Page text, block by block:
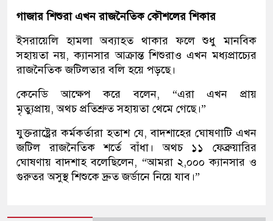
গাজার শিশুরা এখন রাজনৈতিক কৌশলের শিকার
ইসরায়েলি হামলা অব্যাহত থাকার ফলে শুধু মানবিক
সহায়তা নয়, ক্যানসার আক্রান্ত শিশুরাও এখন মধ্যপ্রাচ্যের
রাজনৈতিক জটিলতার বলি হয়ে পড়ছে।
কেনেডি আক্ষেপ করে বলেন, “এরা এখন প্রায়
মৃত্যুপ্রায়, অথচ প্রতিশ্রুত সহায়তা থেমে গেছে।”
যুক্তরাষ্ট্রের কর্মকর্তারা হতাশ যে, বাদশাহের ঘোষণাটি এখন
জটিল রাজনৈতিক শর্তে বাঁধা। অথচ ১১ ফেব্রুয়ারির
ঘোষণায় বাদশাহ বলেছিলেন, “আমরা ২,০০০ ক্যানসার ও
গুরুতর অসুস্থ শিশুকে দ্রুত জর্ডানে নিয়ে যাব।”